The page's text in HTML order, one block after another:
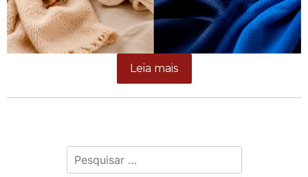
Pesquisar
por:
Leia mais